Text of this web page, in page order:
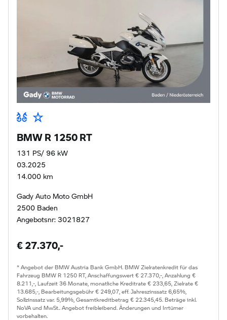
BMW R 1250 RT
131 PS/ 96 kW
03.2025
14.000 km
Gady Auto Moto GmbH
2500 Baden
Angebotsnr: 3021827
€ 27.370,-
* Angebot der BMW Austria Bank GmbH. BMW Zielratenkredit für das
Fahrzeug BMW R 1250 RT, Anschaffungswert € 27.370,-, Anzahlung €
8.211,-, Laufzeit 36 Monate, monatliche Kreditrate € 233,65, Zielrate €
13.685,-, Bearbeitungsgebühr € 249,07, eff. Jahreszinssatz 6,65%,
Sollzinssatz var. 5,99%, Gesamtkreditbetrag € 22.345,45. Beträge inkl.
NoVA und MwSt.. Angebot freibleibend. Änderungen und Irrtümer
vorbehalten.